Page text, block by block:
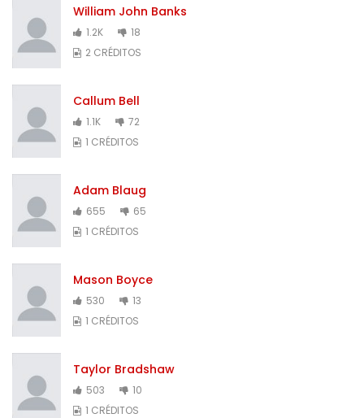
William John Banks
1.2K
18
2 CRÉDITOS
Callum Bell
1.1K
72
1 CRÉDITOS
Adam Blaug
655
65
1 CRÉDITOS
Mason Boyce
530
13
1 CRÉDITOS
Taylor Bradshaw
503
10
1 CRÉDITOS